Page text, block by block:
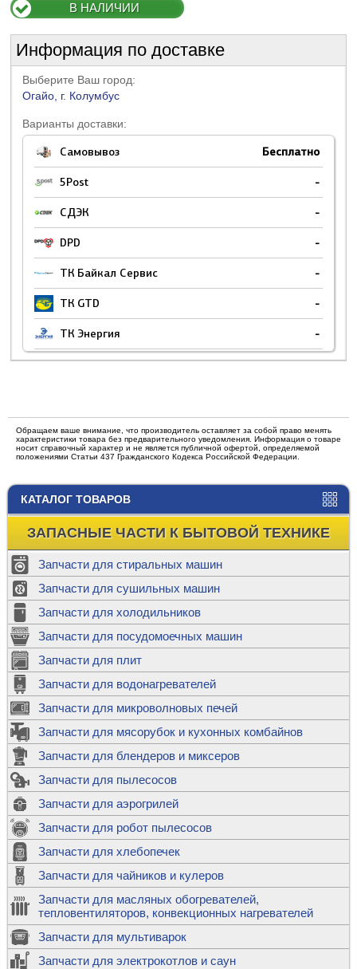
КАТАЛОГ ТОВАРОВ
ЗАПАСНЫЕ ЧАСТИ К БЫТОВОЙ ТЕХНИКЕ
Запчасти для стиральных машин
Запчасти для сушильных машин
Запчасти для холодильников
Запчасти для посудомоечных машин
Запчасти для плит
Запчасти для водонагревателей
Запчасти для микроволновых печей
Запчасти для мясорубок и кухонных комбайнов
Запчасти для блендеров и миксеров
Запчасти для пылесосов
Запчасти для аэрогрилей
Запчасти для робот пылесосов
Запчасти для хлебопечек
Запчасти для чайников и кулеров
Запчасти для масляных обогревателей,
тепловентиляторов, конвекционных нагревателей
Запчасти для мультиварок
Запчасти для электрокотлов и саун
В НАЛИЧИИ
Информация по доставке
Выберите Ваш город:
Огайо, г. Колумбус
Варианты доставки:
Самовывоз Бесплатно
5Post -
СДЭК -
DPD -
ТК Байкал Сервис -
ТК GTD -
ТК Энергия -
Обращаем ваше внимание, что производитель оставляет за собой право менять
характеристики товара без предварительного уведомления. Информация о товаре
носит справочный характер и не является публичной офертой, определяемой
положениями Статьи 437 Гражданского Кодекса Российской Федерации.